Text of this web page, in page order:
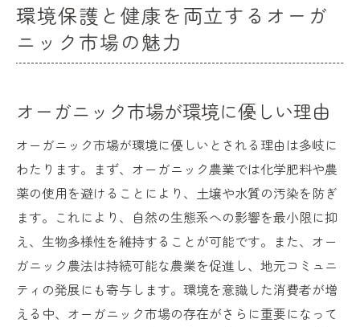
環境保護と健康を両立するオーガ
ニック市場の魅力
オーガニック市場が環境に優しい理由
オーガニック市場が環境に優しいとされる理由は多岐に
わたります。まず、オーガニック農業では化学肥料や農
薬の使用を避けることにより、土壌や水質の汚染を防ぎ
ます。これにより、自然の生態系への影響を最小限に抑
え、生物多様性を維持することが可能です。また、オー
ガニック農法は持続可能な農業を促進し、地元コミュニ
ティの発展にも寄与します。環境を意識した消費者が増
える中、オーガニック市場の存在がさらに重要になって